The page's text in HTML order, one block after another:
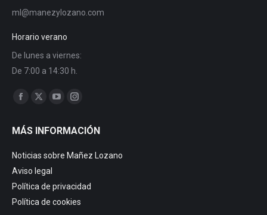
ml@manezylozano.com
Horario verano
De lunes a viernes:
De 7:00 a 14:30 h.
Encuéntranos en:
opens
in
new
window
opens
new
window
YouTube
opens
window
Instagram
opens
in
window
MÁS INFORMACIÓN
Noticias sobre Mañez Lozano
Aviso legal
Política de privacidad
Política de cookies